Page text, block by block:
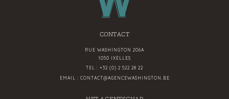
CONTACT
RUE WASHINGTON 206A
1050 IXELLES
TEL : +32 (0) 2 522 28 22
EMAIL : CONTACT@AGENCEWASHINGTON.BE